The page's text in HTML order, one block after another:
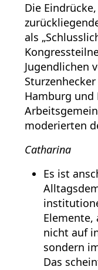
Die
als
Jugendlichen
Hamburg und
moderierten
Catharina
Es ist
Elemente,
nicht auf
sondern
Das